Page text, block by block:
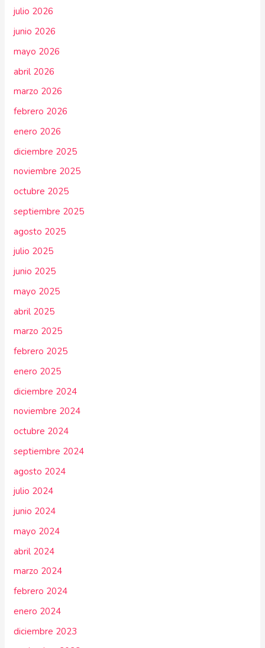
julio 2026
junio 2026
mayo 2026
abril 2026
marzo 2026
febrero 2026
enero 2026
diciembre 2025
noviembre 2025
octubre 2025
septiembre 2025
agosto 2025
julio 2025
junio 2025
mayo 2025
abril 2025
marzo 2025
febrero 2025
enero 2025
diciembre 2024
noviembre 2024
octubre 2024
septiembre 2024
agosto 2024
julio 2024
junio 2024
mayo 2024
abril 2024
marzo 2024
febrero 2024
enero 2024
diciembre 2023